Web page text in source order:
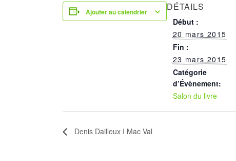
Ajouter au calendrier DÉTAILS
Début :
20 mars 2015
Fin :
23 mars 2015
Catégorie
d’Évènement:
Salon du livre
Denis Dailleux I Mac Val